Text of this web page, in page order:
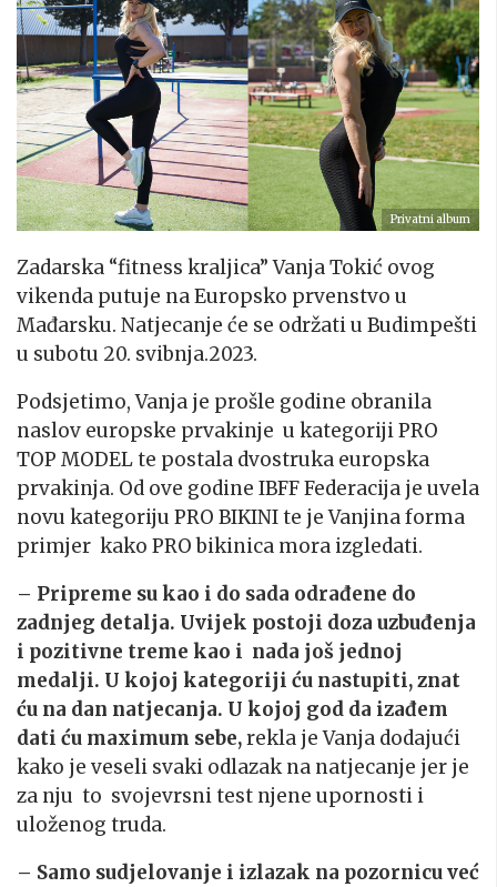
Privatni album
Zadarska “fitness kraljica” Vanja Tokić ovog
vikenda putuje na Europsko prvenstvo u
Mađarsku. Natjecanje će se održati u Budimpešti
u subotu 20. svibnja.2023.
Podsjetimo, Vanja je prošle godine obranila
naslov europske prvakinje u kategoriji PRO
TOP MODEL te postala dvostruka europska
prvakinja. Od ove godine IBFF Federacija je uvela
novu kategoriju PRO BIKINI te je Vanjina forma
primjer kako PRO bikinica mora izgledati.
– Pripreme su kao i do sada odrađene do
zadnjeg detalja. Uvijek postoji doza uzbuđenja
i pozitivne treme kao i nada još jednoj
medalji. U kojoj kategoriji ću nastupiti, znat
ću na dan natjecanja. U kojoj god da izađem
dati ću maximum sebe,rekla je Vanja dodajući
kako je veseli svaki odlazak na natjecanje jer je
za nju to svojevrsni test njene upornosti i
uloženog truda.
– Samo sudjelovanje i izlazak na pozornicu već